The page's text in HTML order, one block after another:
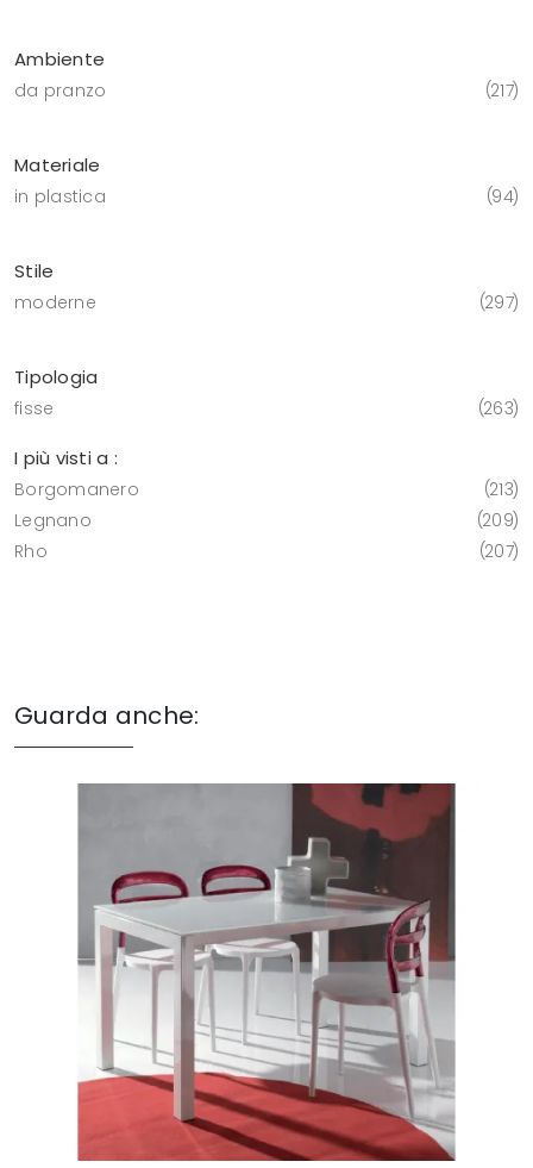
Ambiente
da pranzo 217
Materiale
in plastica 94
Stile
moderne 297
Tipologia
fisse 263
I più visti a :
Borgomanero
213
Legnano
209
Rho
207
Guarda anche: